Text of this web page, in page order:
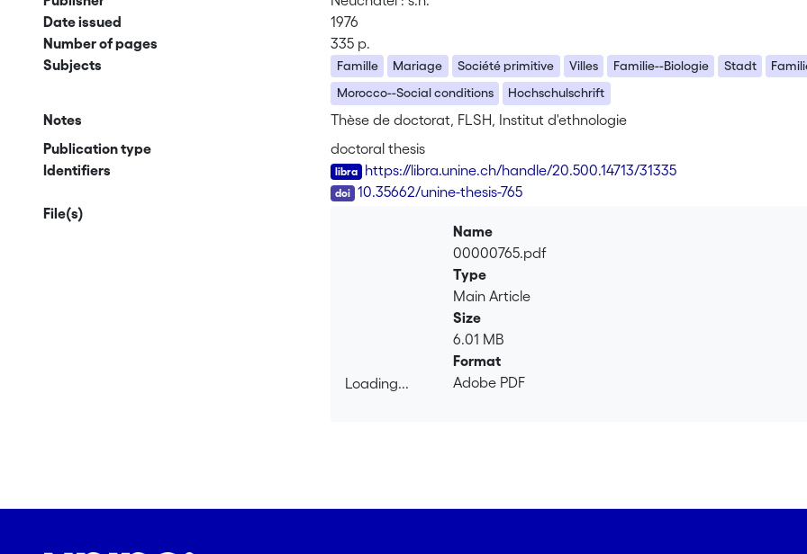
Date issued
1976
Number of pages
335 p.
Subjects
Famille Mariage Société primitive Villes Familie--Biologie Stadt
Morocco--Social conditions
Hochschulschrift
Notes
Thèse de doctorat, FLSH, Institut d'ethnologie
Publication type
doctoral thesis
Identifiers
https://libra.unine.ch/handle/20.500.14713/31335
10.35662/unine-thesis-765
File(s)
Loading...
Name
00000765.pdf
Type
Main Article
Size
6.01 MB
Format
Adobe PDF